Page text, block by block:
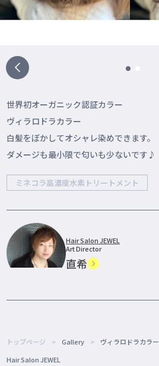
世界初オーガニック認証カラー
ヴィラロドラカラー
白髪をぼかしてオシャレ染めできます。
ダメージも最小限で匂いも少ないです♪
ミネコラ高濃度水素トリートメント
Hair Salon JEWEL
Art Director
直希
トップページ Gallery
ヴィラロドラカラー
Hair Salon JEWEL